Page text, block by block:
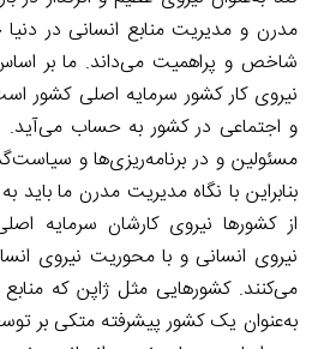
مدرن و مدیریت منابع انسانی در دنیا
شاخص و پراهمیت می‌داند. ما بر اساس
نیروی کار کشور سرمایه اصلی کشور
و اجتماعی در کشور به حساب می‌آید.
مسئولین و در برنامه‌ریزی‌ها و
بنابراین با نگاه مدیریت مدرن ما باید
از کشورها نیروی کارشان سرمایه
نیروی انسانی و با محوریت نیروی
می‌کنند. کشورهایی مثل ژاپن که
به‌عنوان یک کشور پیشرفته متکی بر